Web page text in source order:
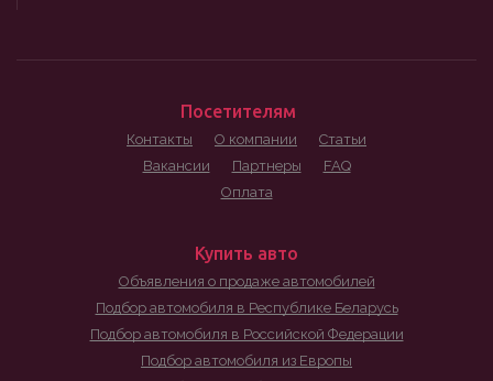
Посетителям
Контакты О компании
Статьи
Вакансии
Партнеры
FAQ
Оплата
Купить авто
Объявления о продаже автомобилей
Подбор автомобиля в Республике Беларусь
Подбор автомобиля в Российской Федерации
Подбор автомобиля из Европы